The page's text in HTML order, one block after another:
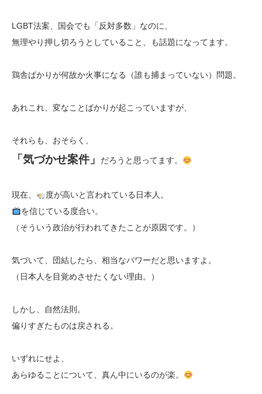
LGBT法案、国会でも「反対多数」なのに、
無理やり押し切ろうとしていること、も話題になってます。
鶏舎ばかりが何故か火事になる（誰も捕まっていない）問題。
あれこれ、変なことばかりが起こっていますが、
それらも、おそらく、
「気づかせ案件」 だろうと思ってます。
現在、
度が高いと言われている日本人。
を信じている度合い。
（そういう政治が行われてきたことが原因です。）
気づいて、団結したら、相当なパワーだと思いますよ。
（日本人を目覚めさせたくない理由。）
しかし、自然法則。
偏りすぎたものは戻される。
いずれにせよ、
あらゆることについて、真ん中にいるのが楽。